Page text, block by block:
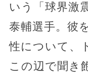
いう「球界激
泰輔選手。彼
性について、
この辺で聞き